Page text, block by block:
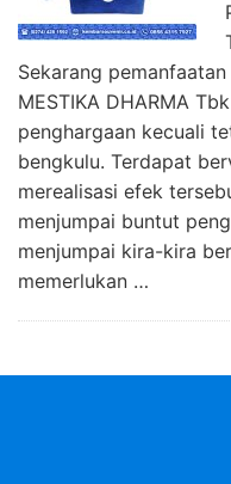
Sekarang
MESTIKA DHARMA
penghargaan kecuali
bengkulu. Terdapat
merealisasi efek
menjumpai buntut
menjumpai kira-kira
memerlukan …